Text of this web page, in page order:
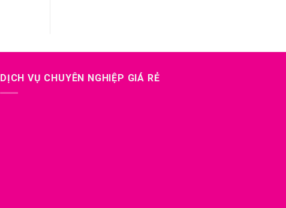
DỊCH VỤ CHUYÊN NGHIỆP GIÁ RẺ